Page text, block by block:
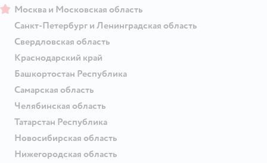
Москва и Московская область
Санкт-Петербург и Ленинградская область
Свердловская область
Краснодарский край
Башкортостан Республика
Самарская область
Челябинская область
Татарстан Республика
Новосибирская область
Нижегородская область